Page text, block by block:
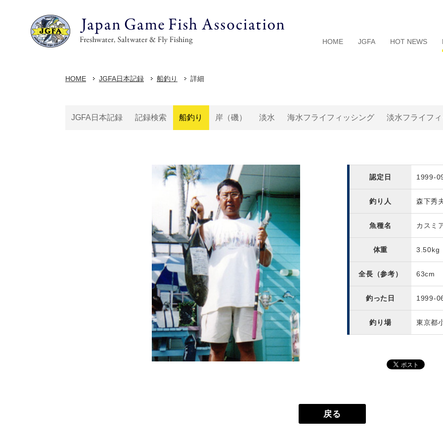
HOME JGFA HOT NEWS
HOME JGFA日本記録 船釣り 詳細
JGFA日本記録 記録検索 船釣り 岸（磯） 淡水 海水フライフィッシング 淡水フライフ
認定日 1999-
釣り人 森下秀
魚種名 カスミ
体重 3.50kg
全長（参考） 63cm
釣った日 1999-
釣り場 東京都
戻る